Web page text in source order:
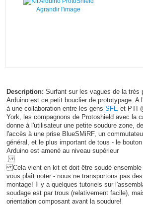
Agrandir l'image
Description: Surfant sur les vagues de la très
Arduino est ce petit bouclier de prototypage. A
à une collaboration entre les gens SFE et PTI
York, les compagnons de Protoshield avec la
donne à l'utilisateur une petite soudure zone,
l'accès à une prise BlueSMiRF, un
général, et le plus important de tous - le
Arduino est amené au niveau supérieur
.
Cela vient en kit et doit être soudé ensemble
vous plaît noter - nous ne transportons pas
montage! Il y a quelques tutoriels sur
soudage est par trous (relativement facile),
orientation composant avant la soudure!